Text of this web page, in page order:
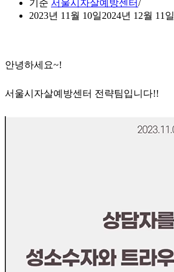
기준 서울시자살예방센터
2023년 11월 10일2024년 12월 11일
안녕하세요~!
서울시자살예방센터 전략팀입니다!!